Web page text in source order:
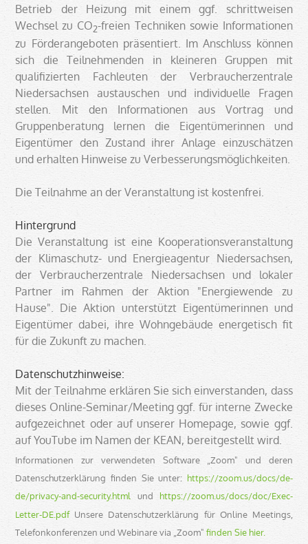
Betrieb der Heizung mit einem ggf. schrittweisen
Wechsel zu CO2-freien Techniken sowie Informationen
zu Förderangeboten präsentiert. Im Anschluss können
sich die Teilnehmenden in kleineren Gruppen mit
qualifizierten Fachleuten der Verbraucherzentrale
Niedersachsen austauschen und individuelle Fragen
stellen. Mit den Informationen aus Vortrag und
Gruppenberatung lernen die Eigentümerinnen und
Eigentümer den Zustand ihrer Anlage einzuschätzen
und erhalten Hinweise zu Verbesserungsmöglichkeiten.
Die Teilnahme an der Veranstaltung ist kostenfrei.
Hintergrund
Die Veranstaltung ist eine Kooperationsveranstaltung
der Klimaschutz- und Energieagentur Niedersachsen,
der Verbraucherzentrale Niedersachsen und lokaler
Partner im Rahmen der Aktion "Energiewende zu
Hause". Die Aktion unterstützt Eigentümerinnen und
Eigentümer dabei, ihre Wohngebäude energetisch fit
für die Zukunft zu machen.
Datenschutzhinweise:
Mit der Teilnahme erklären Sie sich einverstanden, dass
dieses Online-Seminar/Meeting ggf. für interne Zwecke
aufgezeichnet oder auf unserer Homepage, sowie ggf.
auf YouTube im Namen der KEAN, bereitgestellt wird.
Informationen zur verwendeten Software „Zoom" und deren
Datenschutzerklärung finden Sie unter: https://zoom.us/docs/de-
de/privacy-and-security.html und https://zoom.us/docs/doc/Exec-
Letter-DE.pdf Unsere Datenschutzerklärung für Online Meetings,
Telefonkonferenzen und Webinare via „Zoom" finden Sie hier.